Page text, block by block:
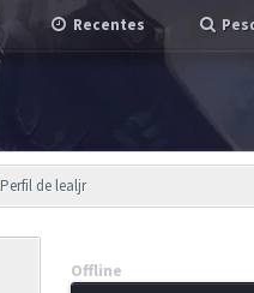
Recentes
Perfil de lealjr
Offline